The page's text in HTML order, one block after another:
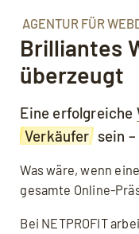
AGENTUR FÜR
Brilliantes
überzeugt
Eine erfolgreiche
Verkäufer sein
Was wäre, wenn
gesamte Online-
Bei NETPROFIT